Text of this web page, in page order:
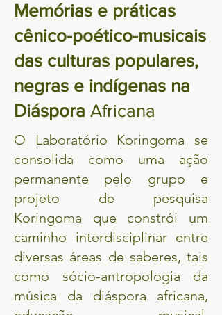
Memórias e práticas
cênico-poético-musicais
das culturas populares,
negras e indígenas na
Diáspora Africana
O Laboratório Koringoma se
consolida como uma ação
permanente pelo grupo e
projeto de pesquisa
Koringoma que constrói um
caminho interdisciplinar entre
diversas áreas de saberes, tais
como sócio-antropologia da
música da diáspora africana,